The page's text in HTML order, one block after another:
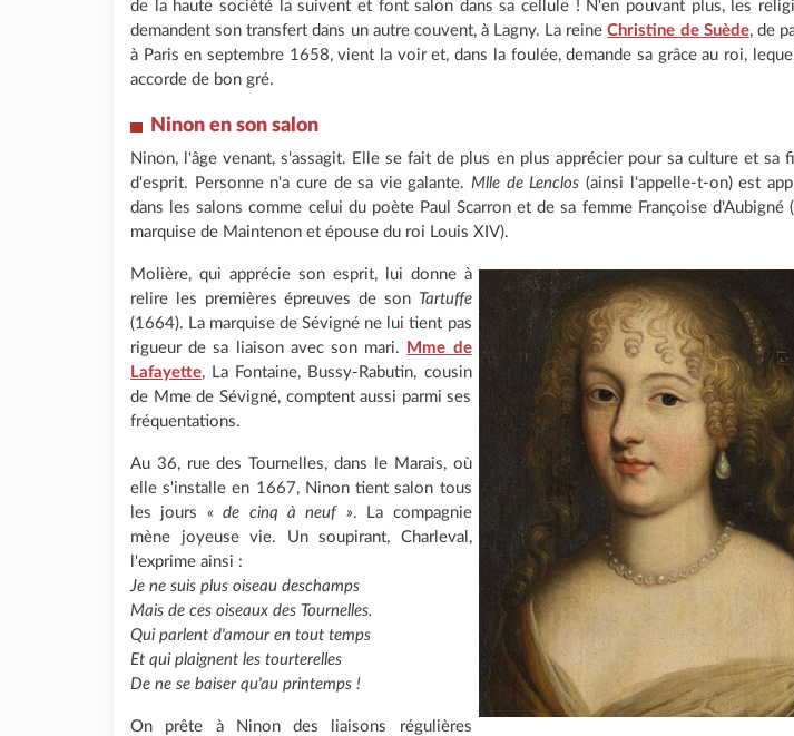
de la haute société la suivent et font salon dans sa cellule ! N'en pouvant plus, les
demandent son transfert dans un autre couvent, à Lagny. La reineChristine de Suède, de
à Paris en septembre 1658, vient la voir et, dans la foulée, demande sa grâce au roi,
accorde de bon gré.
Ninon en son salon
Ninon, l'âge venant, s'assagit. Elle se fait de plus en plus apprécier pour sa culture et sa
d'esprit. Personne n'a cure de sa vie galante. Mlle de Lenclos (ainsi l'appelle-t-on) est
dans les salons comme celui du poète Paul Scarron et de sa femme Françoise d'Aubigné
marquise de Maintenon et épouse du roi Louis XIV).
Molière, qui apprécie son esprit, lui donne à
relire les premières épreuves de son Tartuffe
(1664). La marquise de Sévigné ne lui tient pas
rigueur de sa liaison avec son mari. Mme de
Lafayette, La Fontaine, Bussy-Rabutin, cousin
de Mme de Sévigné, comptent aussi parmi ses
fréquentations.
Au 36, rue des Tournelles, dans le Marais, où
elle s'installe en 1667, Ninon tient salon tous
les jours « de cinq à neuf ». La compagnie
mène joyeuse vie. Un soupirant, Charleval,
l'exprime ainsi :
Je ne suis plus oiseau deschamps
Mais de ces oiseaux des Tournelles.
Qui parlent d'amour en tout temps
Et qui plaignent les tourterelles
De ne se baiser qu'au printemps !
On prête à Ninon des liaisons régulières